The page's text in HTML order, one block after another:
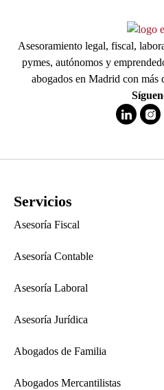
Asesoramiento legal, fiscal,
pymes, autónomos y
abogados en Madrid con más
Servicios
Asesoría Fiscal
Asesoría Contable
Asesoría Laboral
Asesoría Jurídica
Abogados de Familia
Abogados Mercantilistas